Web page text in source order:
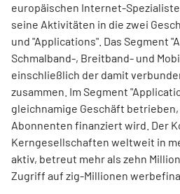
europäischen Internet-
seine Aktivitäten in die zwei
und "Applications". Das Segment
Schmalband-, Breitband- und
einschließlich der damit
zusammen. Im Segment
gleichnamige Geschäft betrieben,
Abonnenten finanziert wird. Der
Kerngesellschaften weltweit in
aktiv, betreut mehr als zehn
Zugriff auf zig-Millionen